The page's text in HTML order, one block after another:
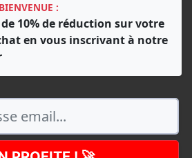
:
10% de réduction sur votre
en vous inscrivant à notre